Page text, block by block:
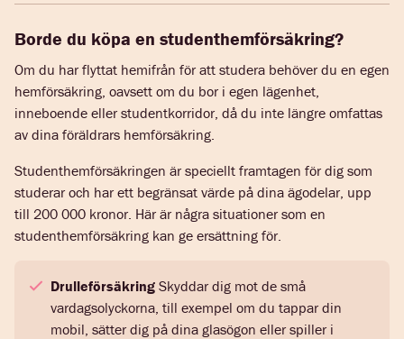
Borde du köpa en studenthemförsäkring?
Om du har flyttat hemifrån för att studera behöver du en egen
hemförsäkring, oavsett om du bor i egen lägenhet,
inneboende eller studentkorridor, då du inte längre omfattas
av dina föräldrars hemförsäkring.
Studenthemförsäkringen är speciellt framtagen för dig som
studerar och har ett begränsat värde på dina ägodelar, upp
till 200 000 kronor. Här är några situationer som en
studenthemförsäkring kan ge ersättning för.
Drulleförsäkring Skyddar dig mot de små
vardagsolyckorna, till exempel om du tappar din
mobil, sätter dig på dina glasögon eller spiller i